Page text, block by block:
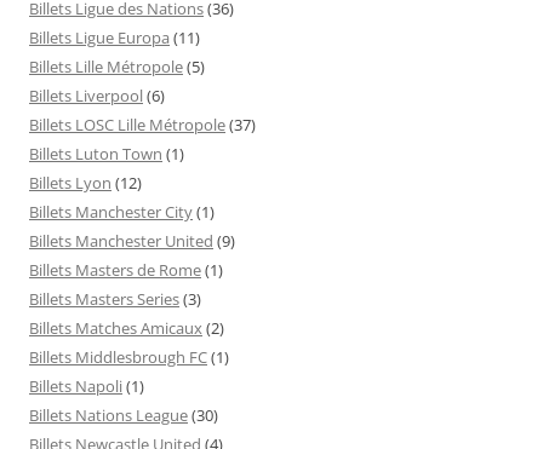
Billets Ligue des Nations(36)
Billets Ligue Europa (11)
Billets Lille Métropole(5)
Billets Liverpool(6)
Billets LOSC Lille Métropole(37)
Billets Luton Town (1)
Billets Lyon (12)
Billets Manchester City(1)
Billets Manchester United (9)
Billets Masters de Rome(1)
Billets Masters Series(3)
Billets Matches Amicaux(2)
Billets Middlesbrough FC(1)
Billets Napoli(1)
Billets Nations League(30)
Billets Newcastle United (4)